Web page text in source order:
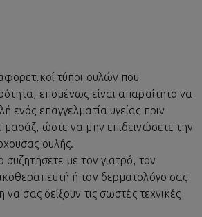
τύποι ουλών που
επομένως είναι απαραίτητο να
ενός επαγγελματία υγείας πριν
μασάζ, ώστε να μην επιδεινώσετε την
ουλής.
συζητήσετε με τον γιατρό, τον
ή τον δερματολόγο σας
να σας δείξουν τις σωστές τεχνικές